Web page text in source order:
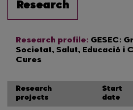
Research
Research profile: GESEC:
Societat, Salut, Educació i
Cures
Research
projects
Start
date